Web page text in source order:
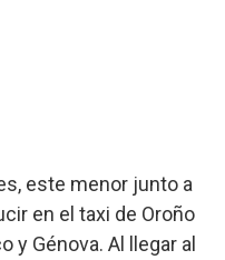
este menor junto a
en el taxi de Oroño
y Génova. Al llegar al